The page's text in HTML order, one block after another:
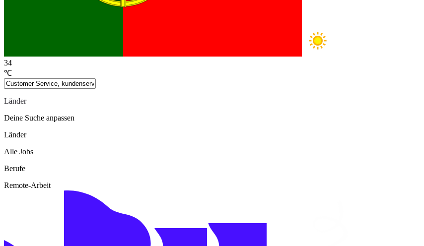
34
℃
Länder
Deine Suche anpassen
Länder
Alle Jobs
Berufe
Remote-Arbeit